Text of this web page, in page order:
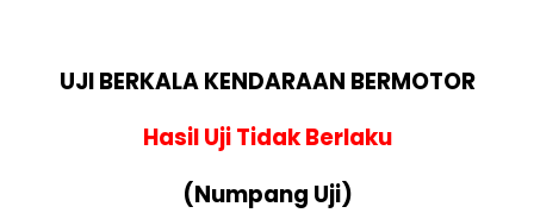
UJI BERKALA KENDARAAN BERMOTOR
Hasil Uji Tidak Berlaku
(Numpang Uji)